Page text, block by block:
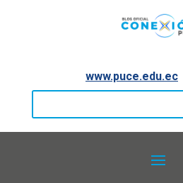
www.puce.edu.ec│